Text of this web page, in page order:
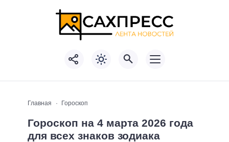
Главная Гороскоп
Гороскоп на 4 марта 2026 года
для всех знаков зодиака